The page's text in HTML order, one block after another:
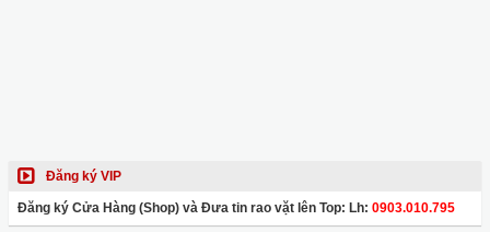
Đăng ký VIP
Đăng ký Cửa Hàng (Shop) và Đưa tin rao vặt lên Top: Lh: 0903.010.795